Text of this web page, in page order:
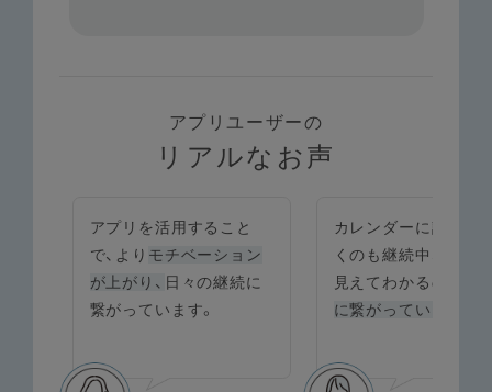
アプリユーザーの
リアルなお声
カレンダーに記録してい
くのも継続中なのが日に
見えてわかるのでやる気
に繋がっています。
アプリと連動させて
やっています。保証
長できたし嬉しい限
（^^）。